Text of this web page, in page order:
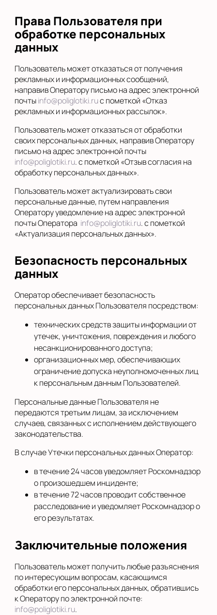
Права Пользователя при
обработке персональных
данных
Пользователь может отказаться от получения
рекламных и информационных сообщений,
направив Оператору письмо на адрес электронной
почтыinfo@poliglotiki.ruс пометкой «Отказ
рекламных и информационных рассылок».
Пользователь может отказаться от обработки
своих персональных данных, направив Оператору
письмо на адрес электронной почты
info@poliglotiki.ru. с пометкой «Отзыв согласия на
обработку персональных данных».
Пользователь может актуализировать свои
персональные данные, путем направления
Оператору уведомление на адрес электронной
почты Оператора info@poliglotiki.ru. с пометкой
«Актуализация персональных данных».
Безопасность персональных
данных
Оператор обеспечивает безопасность
персональных данных Пользователя посредством:
технических средств защиты информации от
утечек, уничтожения, повреждения и любого
несанкционированного доступа;
организационных мер, обеспечивающих
ограничение допуска неуполномоченных лиц
к персональным данным Пользователей.
Персональные данные Пользователя не
передаются третьим лицам, за исключением
случаев, связанных с исполнением действующего
законодательства.
В случае Утечки персональных данных Оператор:
в течение 24 часов уведомляет Роскомнадзор
о произошедшем инциденте;
в течение 72 часов проводит собственное
расследование и уведомляет Роскомнадзор о
его результатах.
Заключительные положения
Пользователь может получить любые разъяснения
по интересующим вопросам, касающимся
обработки его персональных данных, обратившись
к Оператору по электронной почте:
info@poliglotiki.ru.